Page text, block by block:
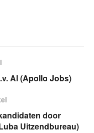
AI (Apollo Jobs)
door
Uitzendbureau)